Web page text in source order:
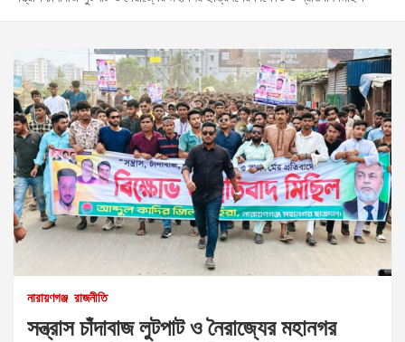
নারায়ণগঞ্জ রাজনীতি
সন্ত্রাস চাঁদাবাজ লুটপাট ও নৈরাজ্যের মহানগর